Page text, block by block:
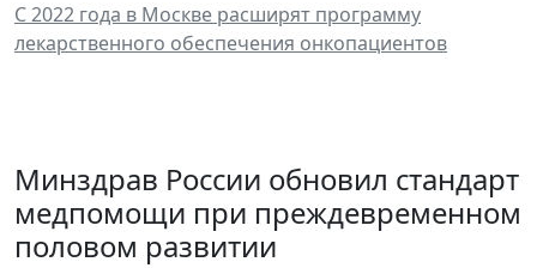
C 2022 года в Москве расширят программу
лекарственного обеспечения онкопациентов
Минздрав России обновил стандарт
медпомощи при преждевременном
половом развитии